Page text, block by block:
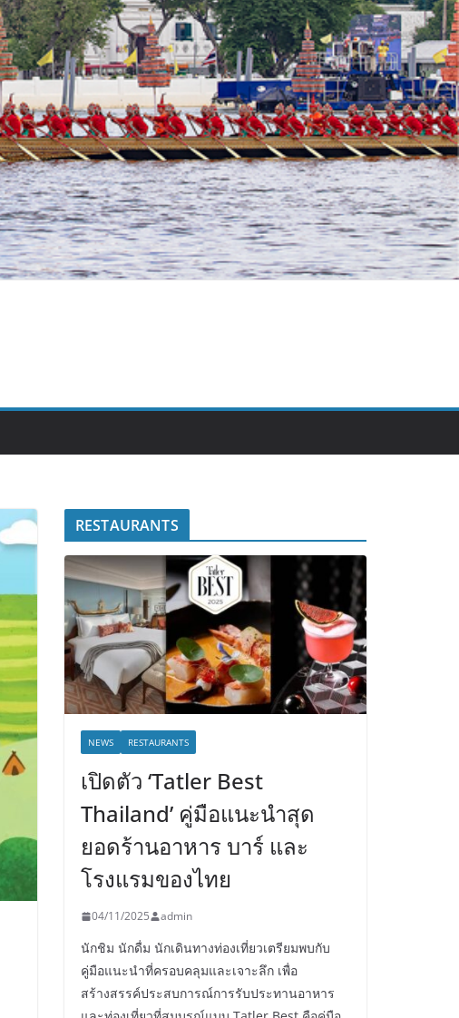
RESTAURANTS
NEWS RESTAURANTS
เปิดตัว ‘Tatler Best
Thailand’ คู่มือแนะนำสุด
ยอดร้านอาหาร บาร์ และ
โรงแรมของไทย
04/11/2025 admin
นักชิม นักดื่ม นักเดินทางท่องเที่ยวเตรียมพบกับ
คู่มือแนะนำที่ครอบคลุมและเจาะลึก เพื่อ
สร้างสรรค์ประสบการณ์การรับประทานอาหาร